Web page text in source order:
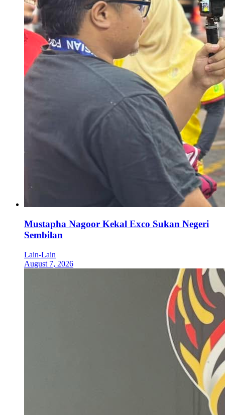
Mustapha Nagoor Kekal Exco Sukan Negeri
Sembilan
Lain-Lain
August 7, 2026